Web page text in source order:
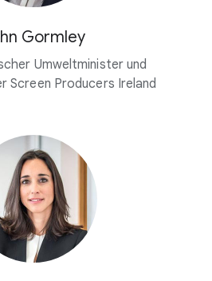
Gormley
Umweltminister und
Screen Producers Ireland